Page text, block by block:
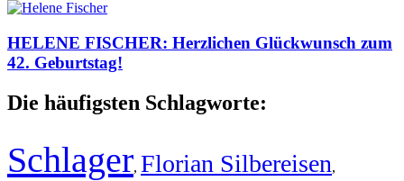
HELENE FISCHER: Herzlichen Glückwunsch zum
42. Geburtstag!
Die häufigsten Schlagworte:
Schlager, Florian Silbereisen,